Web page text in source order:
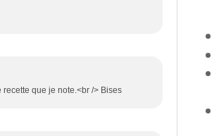
que je note.<br /> Bises